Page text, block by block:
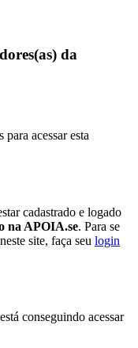
da
acessar esta
cadastrado e logado
na APOIA.se. Para se
site, faça seu login
conseguindo acessar